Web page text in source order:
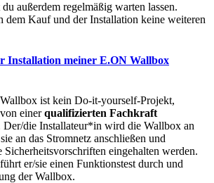
außerdem regelmäßig warten lassen.
dem Kauf und der Installation keine weiteren
Installation meiner E.ON Wallbox
ist kein Do-it-yourself-Projekt,
einerqualifizierten Fachkraft
Der/die Installateur*in wird die Wallbox an
an das Stromnetz anschließen und
Sicherheitsvorschriften eingehalten werden.
er/sie einen Funktionstest durch und
der Wallbox.